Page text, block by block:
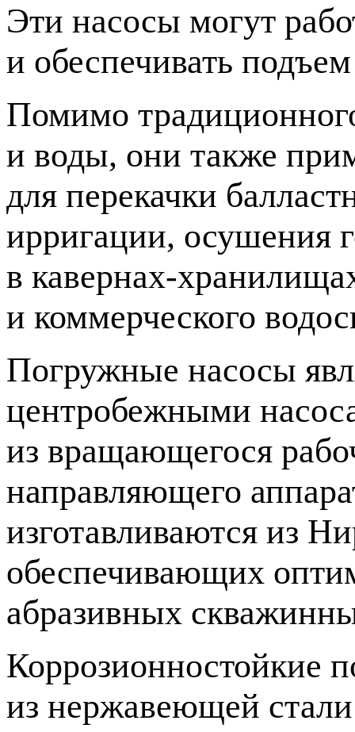
Эти насосы могут
и обеспечивать
Помимо
и воды, они также
для перекачки
ирригации, осушения
в кавернах-
и коммерческого
Погружные насосы
центробежными
из вращающегося
направляющего
изготавливаются из
обеспечивающих
абразивных
Коррозионностойкие
из нержавеющей стали